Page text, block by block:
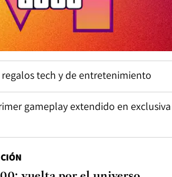
tech y de entretenimiento
gameplay extendido en exclusiva